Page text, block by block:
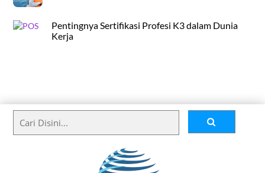
Pentingnya Sertifikasi Profesi K3 dalam Dunia
Kerja
To
Top